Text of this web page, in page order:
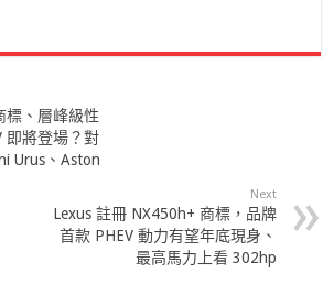
標、層峰級性
即將登場？對
Urus、Aston
Next
Lexus 註冊 NX450h+ 商標，品牌
首款 PHEV 動力有望年底現身、
最高馬力上看 302hp